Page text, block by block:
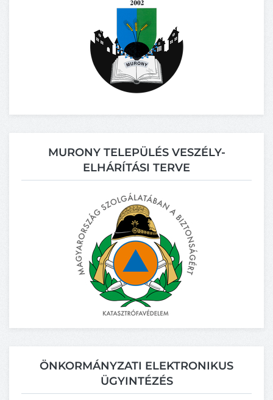
MURONY TELEPÜLÉS VESZÉLY-
ELHÁRÍTÁSI TERVE
ÖNKORMÁNYZATI ELEKTRONIKUS
ÜGYINTÉZÉS